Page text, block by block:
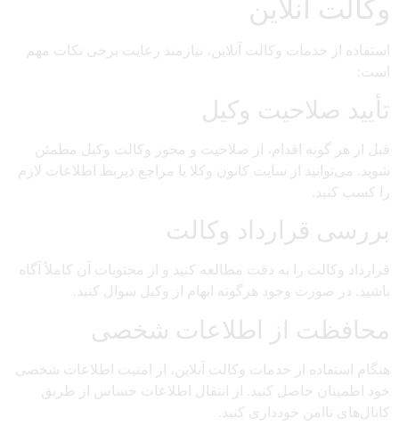
وکالت آنلاین
استفاده از خدمات وکالت آنلاین، نیازمند رعایت برخی نکات مهم
است:
تأیید صلاحیت وکیل
قبل از هر گونه اقدام، از صلاحیت و مجوز وکالت وکیل مطمئن
شوید. می‌توانید از سایت کانون وکلا یا مراجع ذیربط اطلاعات لازم
را کسب کنید.
بررسی قرارداد وکالت
قرارداد وکالت را به دقت مطالعه کنید و از محتویات آن کاملاً آگاه
باشید. در صورت وجود هرگونه ابهام از وکیل سوال کنید.
محافظت از اطلاعات شخصی
هنگام استفاده از خدمات وکالت آنلاین، از امنیت اطلاعات شخصی
خود اطمینان حاصل کنید. از انتقال اطلاعات حساس از طریق
کانال‌های ناامن خودداری کنید.